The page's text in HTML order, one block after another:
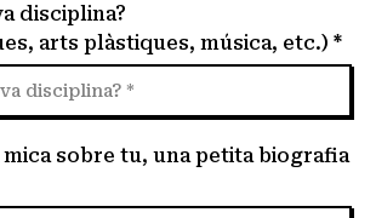
disciplina?
arts plàstiques, música, etc.) *
mica sobre tu, una petita biografia